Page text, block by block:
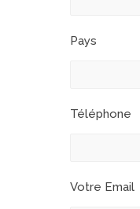
Pays
Téléphone
Votre Email